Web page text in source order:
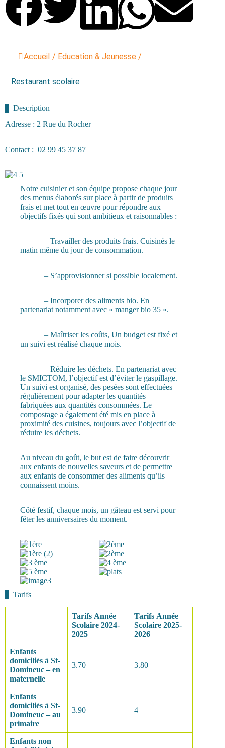
Accueil / Education & Jeunesse /
Restaurant scolaire
Description
Adresse : 2 Rue du Rocher
Contact : 02 99 45 37 87
Notre cuisinier et son équipe propose chaque jour
des menus élaborés sur place à partir de produits
frais et met tout en œuvre pour répondre aux
objectifs fixés qui sont ambitieux et raisonnables :
– Travailler des produits frais. Cuisinés le
matin même du jour de consommation.
– S’approvisionner si possible localement.
– Incorporer des aliments bio. En
partenariat notamment avec « manger bio 35 ».
– Maîtriser les coûts, Un budget est fixé et
un suivi est réalisé chaque mois.
– Réduire les déchets. En partenariat avec
le SMICTOM, l’objectif est d’éviter le gaspillage.
Un suivi est organisé, des pesées sont effectuées
régulièrement pour adapter les quantités
fabriquées aux quantités consommées. Le
compostage a également été mis en place à
proximité des cuisines, toujours avec l’objectif de
réduire les déchets.
Au niveau du goût, le but est de faire découvrir
aux enfants de nouvelles saveurs et de permettre
aux enfants de consommer des aliments qu’ils
connaissent moins.
Côté festif, chaque mois, un gâteau est servi pour
fêter les anniversaires du moment.
Tarifs
Tarifs Année
Scolaire 2024-
2025
Tarifs Année
Scolaire 2025-
2026
Enfants
domiciliés à St-
Domineuc – en
maternelle
3.70 3.80
Enfants
domiciliés à St-
Domineuc – au
primaire
3.90 4
Enfants non